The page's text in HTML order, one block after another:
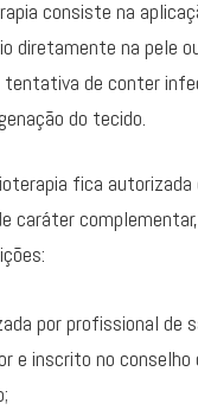
consiste na
diretamente na pele
tentativa de conter
do tecido.
fica autorizada
caráter
por profissional de
e inscrito no conselho